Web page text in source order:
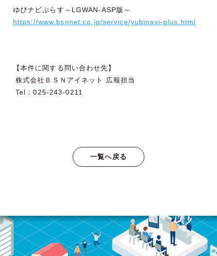
ゆびナビぷらす～LGWAN-ASP版～
https://www.bsnnet.co.jp/service/yubinavi-plus.html
【本件に関する問い合わせ先】
株式会社ＢＳＮアイネット 広報担当
Tel：025-243-0211
一覧へ戻る